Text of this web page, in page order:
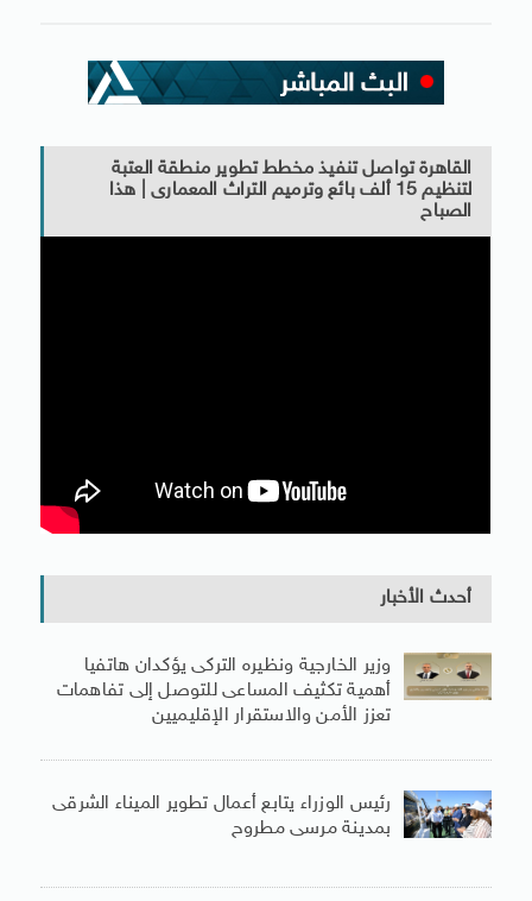
القاهرة تواصل تنفيذ مخطط تطوير منطقة العتبة
لتنظيم 15 ألف بائع وترميم التراث المعمارى | هذا
الصباح
أحدث الأخبار
وزير الخارجية ونظيره التركى يؤكدان هاتفيا
أهمية تكثيف المساعى للتوصل إلى تفاهمات
تعزز الأمن والاستقرار الإقليميين
رئيس الوزراء يتابع أعمال تطوير الميناء الشرقى
بمدينة مرسى مطروح